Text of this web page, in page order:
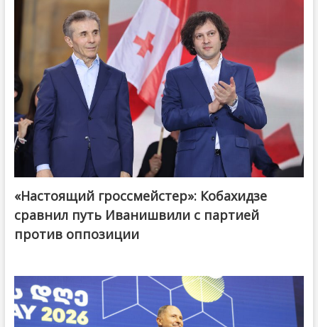
@ქართული ოცნება / Georgian Dream
«Настоящий гроссмейстер»: Кобахидзе
сравнил путь Иванишвили с партией
против оппозиции